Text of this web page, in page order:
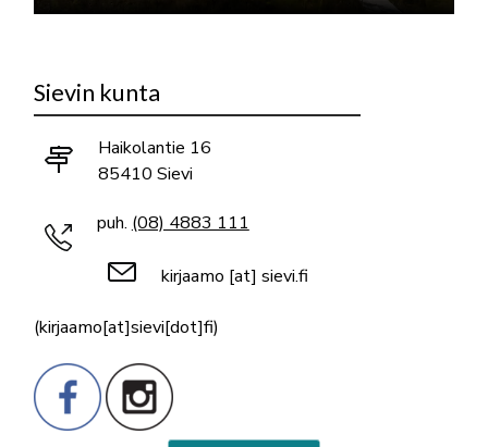
Sievin kunta
Haikolantie 16
85410 Sievi
puh. (08) 4883 111
kirjaamo [at] sievi.fi
(kirjaamo[at]sievi[dot]fi)